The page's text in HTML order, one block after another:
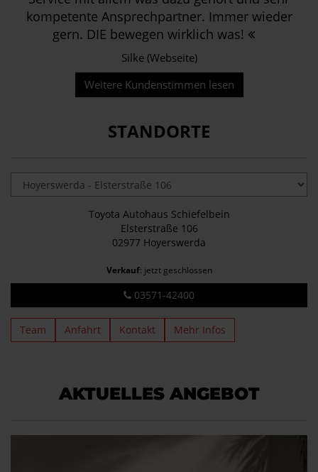
kompetente Ansprechpartner. Immer wieder
gern. DIE bewegen wirklich was!
Silke (Webseite)
Weitere Kundenstimmen lesen
STANDORTE
Toyota Autohaus Schiefelbein
Elsterstraße 106
02977 Hoyerswerda
Verkauf: jetzt geschlossen
03571-42400
Team Anfahrt Kontakt Mehr Infos
AKTUELLES ANGEBOT